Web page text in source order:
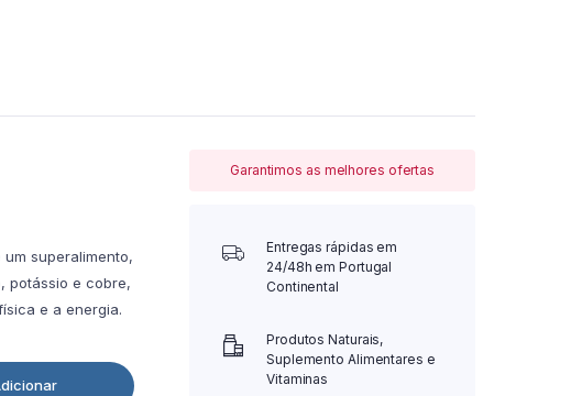
superalimento,
potássio e cobre,
e a energia.
Garantimos as melhores ofertas
Entregas rápidas em
24/48h em Portugal
Continental
Produtos Naturais,
Suplemento Alimentares e
Vitaminas